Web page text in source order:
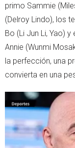
primo Sammie
(Delroy Lindo), los
Bo (Li Jun Li, Yao)
Annie (Wunmi
la perfección, una
convierta en una